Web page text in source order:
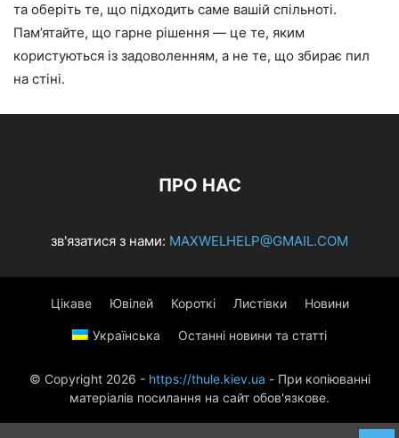
та оберіть те, що підходить саме вашій спільноті.
Пам’ятайте, що гарне рішення — це те, яким
користуються із задоволенням, а не те, що збирає пил
на стіні.
ПРО НАС
зв'язатися з нами: MAXWELHELP@GMAIL.COM
Цікаве Ювілей Короткі Листівки Новини
Українська Останні новини та статті
© Copyright 2026 - https://thule.kiev.ua - При копіюванні
матеріалів посилання на сайт обов'язкове.